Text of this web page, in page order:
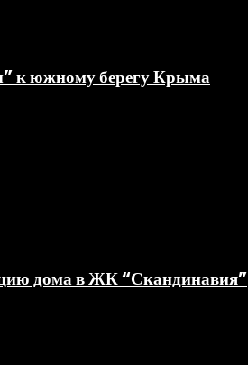
к южному берегу Крыма
дома в ЖК “Скандинавия”